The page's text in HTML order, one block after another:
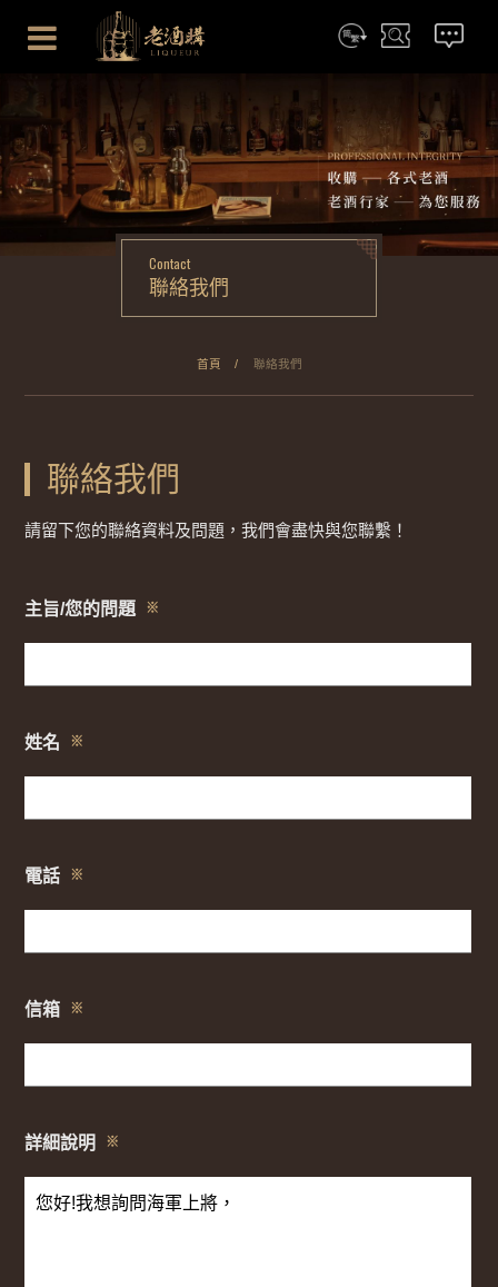
Contact
聯絡我們
首頁 聯絡我們
聯絡我們
請留下您的聯絡資料及問題，我們會盡快與您聯繫！
主旨/您的問題 ※
姓名 ※
電話 ※
信箱 ※
詳細說明 ※